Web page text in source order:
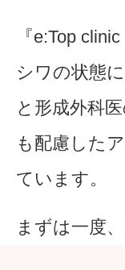
『e:Top
シワの状態
と形成外科
も配慮した
ています。
まずは一度